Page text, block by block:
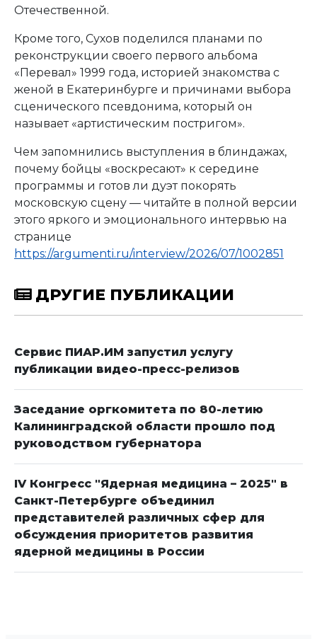
Отечественной.
Кроме того, Сухов поделился планами по
реконструкции своего первого альбома
«Перевал» 1999 года, историей знакомства с
женой в Екатеринбурге и причинами выбора
сценического псевдонима, который он
называет «артистическим постригом».
Чем запомнились выступления в блиндажах,
почему бойцы «воскресают» к середине
программы и готов ли дуэт покорять
московскую сцену — читайте в полной версии
этого яркого и эмоционального интервью на
странице
https://argumenti.ru/interview/2026/07/1002851
ДРУГИЕ ПУБЛИКАЦИИ
Сервис ПИАР.ИМ запустил услугу
публикации видео-пресс-релизов
Заседание оргкомитета по 80-летию
Калининградской области прошло под
руководством губернатора
IV Конгресс "Ядерная медицина – 2025" в
Санкт-Петербурге объединил
представителей различных сфер для
обсуждения приоритетов развития
ядерной медицины в России